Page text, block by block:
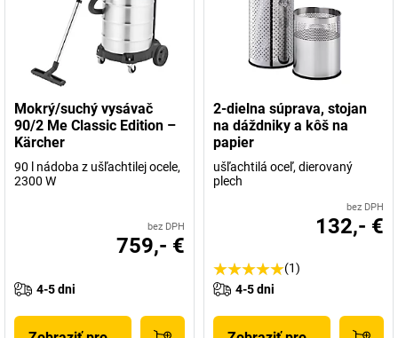
Mokrý/suchý vysávač
90/2 Me Classic Edition –
Kärcher
90 l nádoba z ušľachtilej ocele,
2300 W
bez DPH
759,- €
4-5 dni
2-dielna súprava, stojan
na dáždniky a kôš na
papier
ušľachtilá oceľ, dierovaný
plech
bez DPH
132,- €
(1)
4-5 dni